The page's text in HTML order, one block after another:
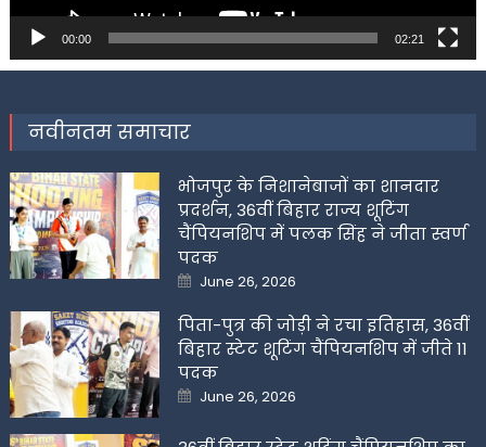
00:00 02:21
नवीनतम समाचार
भोजपुर के निशानेबाजों का शानदार
प्रदर्शन, 36वीं बिहार राज्य शूटिंग
चैंपियनशिप में पलक सिंह ने जीता स्वर्ण
पदक
Posted
on
June 26, 2026
पिता-पुत्र की जोड़ी ने रचा इतिहास, 36वीं
बिहार स्टेट शूटिंग चैंपियनशिप में जीते 11
पदक
Posted
on
June 26, 2026